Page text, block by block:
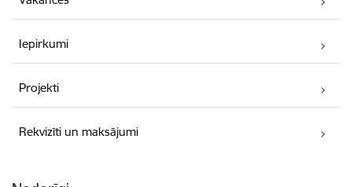
Iepirkumi
Projekti
Rekvizīti un maksājumi